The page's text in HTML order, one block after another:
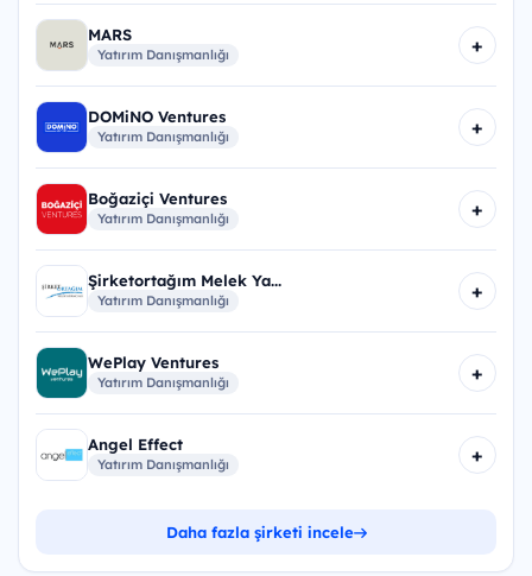
MARS
Yatırım Danışmanlığı +
DOMiNO Ventures
Yatırım Danışmanlığı +
Boğaziçi Ventures
Yatırım Danışmanlığı +
Şirketortağım Melek Ya...
Yatırım Danışmanlığı +
WePlay Ventures
Yatırım Danışmanlığı +
Angel Effect
Yatırım Danışmanlığı +
Daha fazla şirketi incele